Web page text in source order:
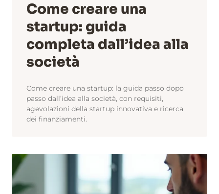
Come creare una
startup: guida
completa dall’idea alla
società
Come creare una startup: la guida passo dopo
passo dall’idea alla società, con requisiti,
agevolazioni della startup innovativa e ricerca
dei finanziamenti.